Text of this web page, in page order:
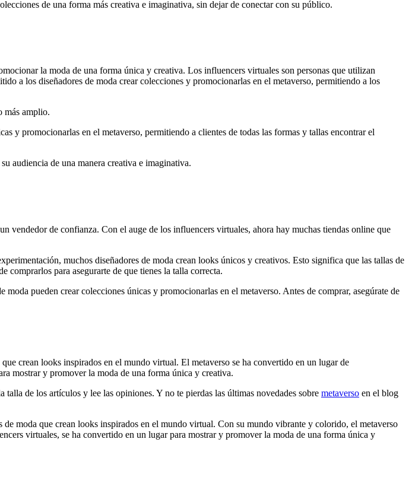
de una forma más creativa e imaginativa, sin dejar de conectar con su público.
la moda de una forma única y creativa. Los influencers virtuales son personas que utilizan
a los diseñadores de moda crear colecciones y promocionarlas en el metaverso, permitiendo a los
más amplio.
y promocionarlas en el metaverso, permitiendo a clientes de todas las formas y tallas encontrar el
audiencia de una manera creativa e imaginativa.
vendedor de confianza. Con el auge de los influencers virtuales, ahora hay muchas tiendas online que
muchos diseñadores de moda crean looks únicos y creativos. Esto significa que las tallas de
comprarlos para asegurarte de que tienes la talla correcta.
pueden crear colecciones únicas y promocionarlas en el metaverso. Antes de comprar, asegúrate de
crean looks inspirados en el mundo virtual. El metaverso se ha convertido en un lugar de
mostrar y promover la moda de una forma única y creativa.
de los artículos y lee las opiniones. Y no te pierdas las últimas novedades sobre metaverso en el blog
moda que crean looks inspirados en el mundo virtual. Con su mundo vibrante y colorido, el metaverso
virtuales, se ha convertido en un lugar para mostrar y promover la moda de una forma única y